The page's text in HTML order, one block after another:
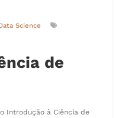
Science
de
Introdução à Ciência de